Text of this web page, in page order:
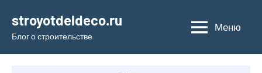
содержимому
stroyotdeldeco.ru
Блог о строительстве
Меню